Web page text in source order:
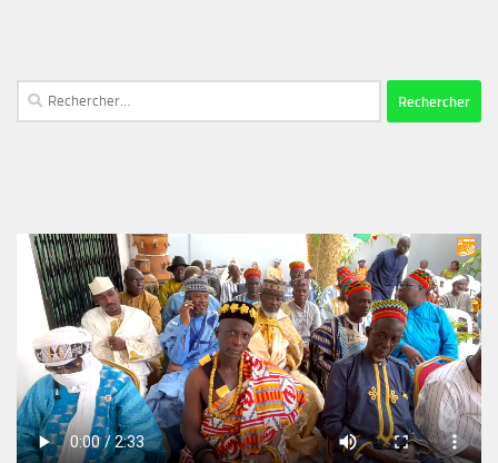
Rechercher :